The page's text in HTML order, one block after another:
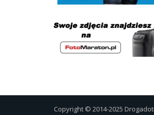
Copyright © 2014-2025